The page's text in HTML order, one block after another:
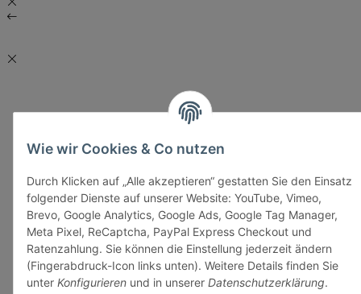
Wie wir Cookies & Co nutzen
Durch Klicken auf „Alle akzeptieren“ gestatten Sie den Einsatz
folgender Dienste auf unserer Website: YouTube, Vimeo,
Brevo, Google Analytics, Google Ads, Google Tag Manager,
Meta Pixel, ReCaptcha, PayPal Express Checkout und
Ratenzahlung. Sie können die Einstellung jederzeit ändern
(Fingerabdruck-Icon links unten). Weitere Details finden Sie
unter Konfigurieren und in unserer Datenschutzerklärung.